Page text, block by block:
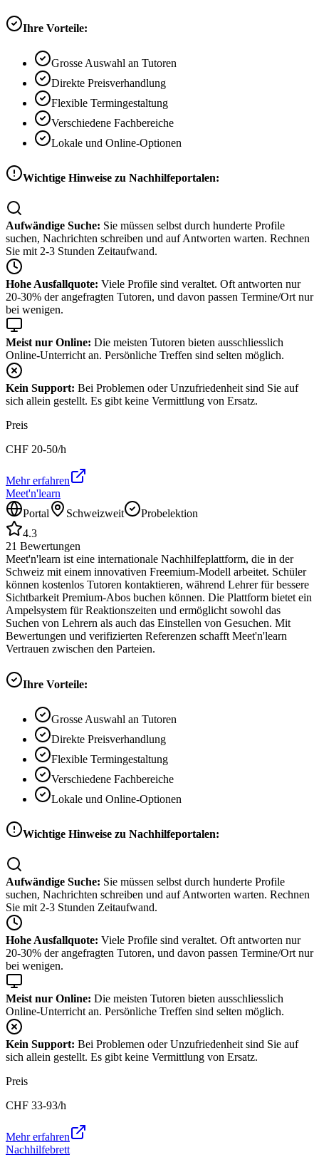
Ihre Vorteile:
Grosse Auswahl an Tutoren
Direkte Preisverhandlung
Flexible Termingestaltung
Verschiedene Fachbereiche
Lokale und Online-Optionen
Wichtige Hinweise zu Nachhilfeportalen:
Aufwändige Suche: Sie müssen selbst durch hunderte Profile
suchen, Nachrichten schreiben und auf Antworten warten. Rechnen
Sie mit 2-3 Stunden Zeitaufwand.
Hohe Ausfallquote: Viele Profile sind veraltet. Oft antworten nur
20-30% der angefragten Tutoren, und davon passen Termine/Ort nur
bei wenigen.
Meist nur Online: Die meisten Tutoren bieten ausschliesslich
Online-Unterricht an. Persönliche Treffen sind selten möglich.
Kein Support: Bei Problemen oder Unzufriedenheit sind Sie auf
sich allein gestellt. Es gibt keine Vermittlung von Ersatz.
Preis
CHF 20-50/h
Mehr erfahren
Meet'n'learn
Portal
Schweizweit
Probelektion
4.3
21 Bewertungen
Meet'n'learn ist eine internationale Nachhilfeplattform, die in der
Schweiz mit einem innovativen Freemium-Modell arbeitet. Schüler
können kostenlos Tutoren kontaktieren, während Lehrer für bessere
Sichtbarkeit Premium-Abos buchen können. Die Plattform bietet ein
Ampelsystem für Reaktionszeiten und ermöglicht sowohl das
Suchen von Lehrern als auch das Einstellen von Gesuchen. Mit
Bewertungen und verifizierten Referenzen schafft Meet'n'learn
Vertrauen zwischen den Parteien.
Ihre Vorteile:
Grosse Auswahl an Tutoren
Direkte Preisverhandlung
Flexible Termingestaltung
Verschiedene Fachbereiche
Lokale und Online-Optionen
Wichtige Hinweise zu Nachhilfeportalen:
Aufwändige Suche: Sie müssen selbst durch hunderte Profile
suchen, Nachrichten schreiben und auf Antworten warten. Rechnen
Sie mit 2-3 Stunden Zeitaufwand.
Hohe Ausfallquote: Viele Profile sind veraltet. Oft antworten nur
20-30% der angefragten Tutoren, und davon passen Termine/Ort nur
bei wenigen.
Meist nur Online: Die meisten Tutoren bieten ausschliesslich
Online-Unterricht an. Persönliche Treffen sind selten möglich.
Kein Support: Bei Problemen oder Unzufriedenheit sind Sie auf
sich allein gestellt. Es gibt keine Vermittlung von Ersatz.
Preis
CHF 33-93/h
Mehr erfahren
Nachhilfebrett